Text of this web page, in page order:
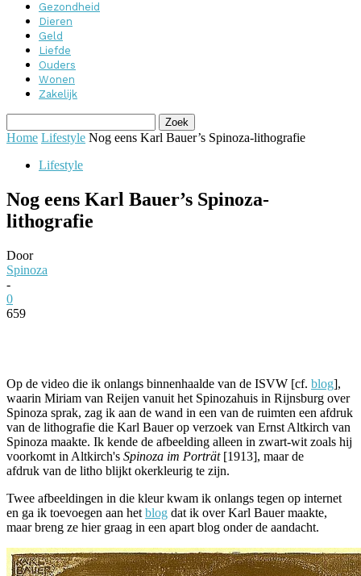
Gezondheid
Dieren
Geld
Liefde
Ouders
Wonen
Zakelijk
Home Lifestyle Nog eens Karl Bauer’s Spinoza-lithografie
Lifestyle
Nog eens Karl Bauer’s Spinoza-
lithografie
Door
Spinoza
-
0
659
Op de video die ik onlangs binnenhaalde van de ISVW [cf. blog],
waarin Miriam van Reijen vanuit het Spinozahuis in Rijnsburg over
Spinoza sprak, zag ik aan de wand in een van de ruimten een afdruk
van de lithografie die Karl Bauer op verzoek van Ernst Altkirch van
Spinoza maakte. Ik kende de afbeelding alleen in zwart-wit zoals hij
voorkomt in Altkirch's Spinoza im Porträt[1913], maar de
afdruk van de litho blijkt okerkleurig te zijn.
Twee afbeeldingen in die kleur kwam ik onlangs tegen op internet
en ga ik toevoegen aan het blog dat ik over Karl Bauer maakte,
maar breng ze hier graag in een apart blog onder de aandacht.